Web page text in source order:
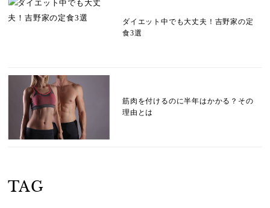
ダイエット中でも大丈夫！吉野家の定
食3選
筋肉を付けるのに半年はかかる？その
理由とは
TAG